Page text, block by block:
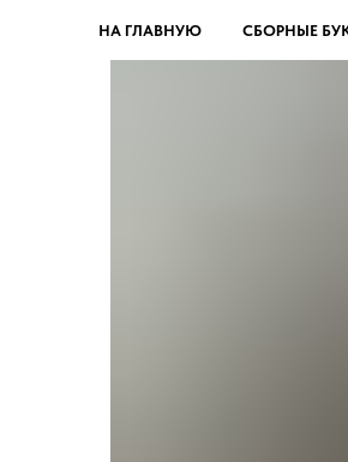
НА ГЛАВНУЮ СБОРНЫЕ